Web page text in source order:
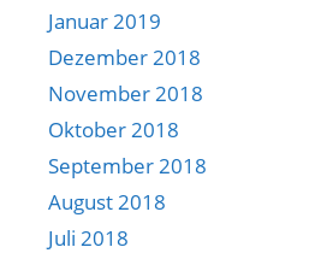
Januar 2019
Dezember 2018
November 2018
Oktober 2018
September 2018
August 2018
Juli 2018